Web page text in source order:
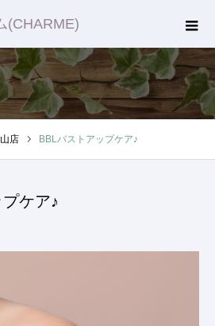
(CHARME)
店 BBLバストアップケア♪
ケア♪